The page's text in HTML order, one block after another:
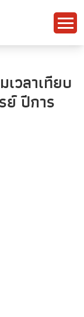
วลาเทียบ
ย์ ปีการ